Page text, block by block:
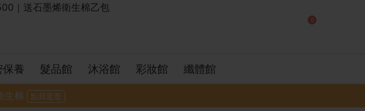
0
保養 髮品館 沐浴館 彩妝館 纖體館
生棉 點我逛逛